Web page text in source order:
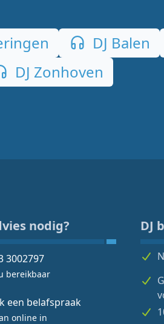
DJ Balen
DJ Zonhoven
nodig?
3002797
bereikbaar
een belafspraak
online in
DJ